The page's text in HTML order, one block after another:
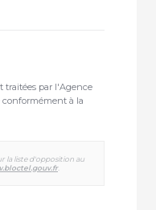
traitées par l'Agence
conformément à la
la liste d'opposition au
.